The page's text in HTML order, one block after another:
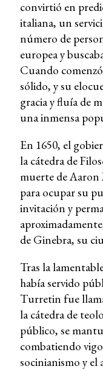
convirtió en
italiana, un
número de
europea y
Cuando
sólido, y su
gracia y fluía de
una inmensa
En 1650, el
la cátedra de
muerte de
para ocupar su
invitación y
de Ginebra, su
Tras la
había servido
Turretin fue
la cátedra de
público, se
combatiendo
socinianismo y el